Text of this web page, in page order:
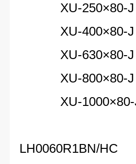
XU-250×80-J
XU-400×80-J
XU-630×80-J
XU-800×80-J
XU-1000×80-J
LH0060R1BN/HC